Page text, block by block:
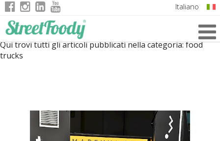
Italiano
German
Qui trovi tutti gli articoli pubblicati nella categoria:food
trucks